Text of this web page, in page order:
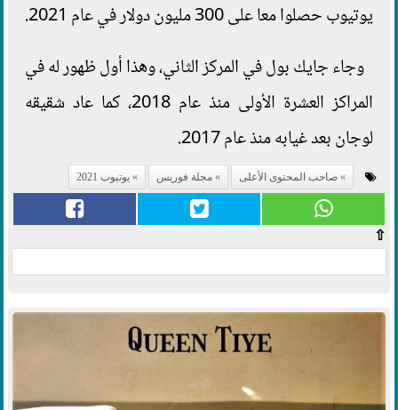
يوتيوب حصلوا معا على 300 مليون دولار في عام 2021.
وجاء جايك بول في المركز الثاني، وهذا أول ظهور له في
المراكز العشرة الأولى منذ عام 2018، كما عاد شقيقه
لوجان بعد غيابه منذ عام 2017.
صاحب المحتوى الأعلى مجلة فوريس يوتيوب 2021
⇧